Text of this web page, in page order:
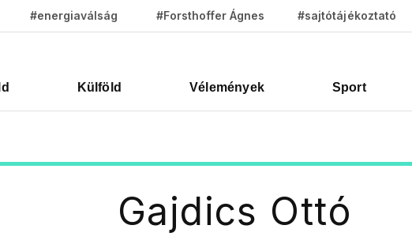
#energiaválság #Forsthoffer Ágnes #sajtótájékoztató
Külföld Vélemények Sport
Gajdics Ottó